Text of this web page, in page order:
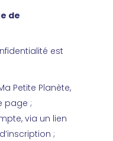
de
est
Petite Planète,
page ;
via un lien
;